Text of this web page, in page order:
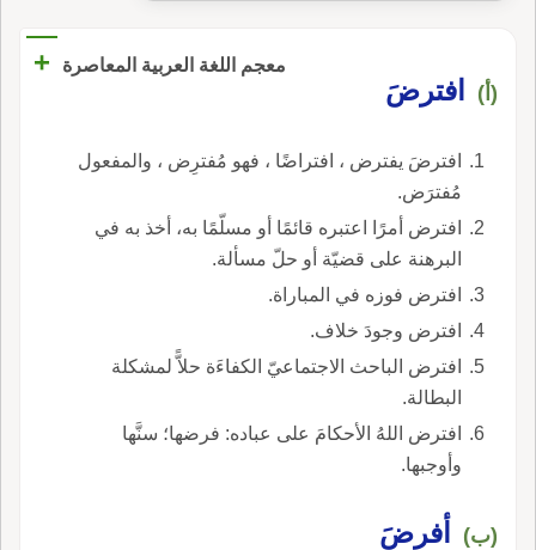
معجم اللغة العربية المعاصرة +
(أ) افترضَ
افترضَ يفترض ، افتراضًا ، فهو مُفترِض ، والمفعول
مُفترَض.
افترض أمرًا اعتبره قائمًا أو مسلّمًا به، أخذ به في
البرهنة على قضيّة أو حلّ مسألة.
افترض فوزه في المباراة.
افترض وجودَ خلاف.
افترض الباحث الاجتماعيّ الكفاءَة حلاًّ لمشكلة
البطالة.
افترض اللهُ الأحكامَ على عباده: فرضها؛ سنَّها
وأوجبها.
(ب) أفرضَ